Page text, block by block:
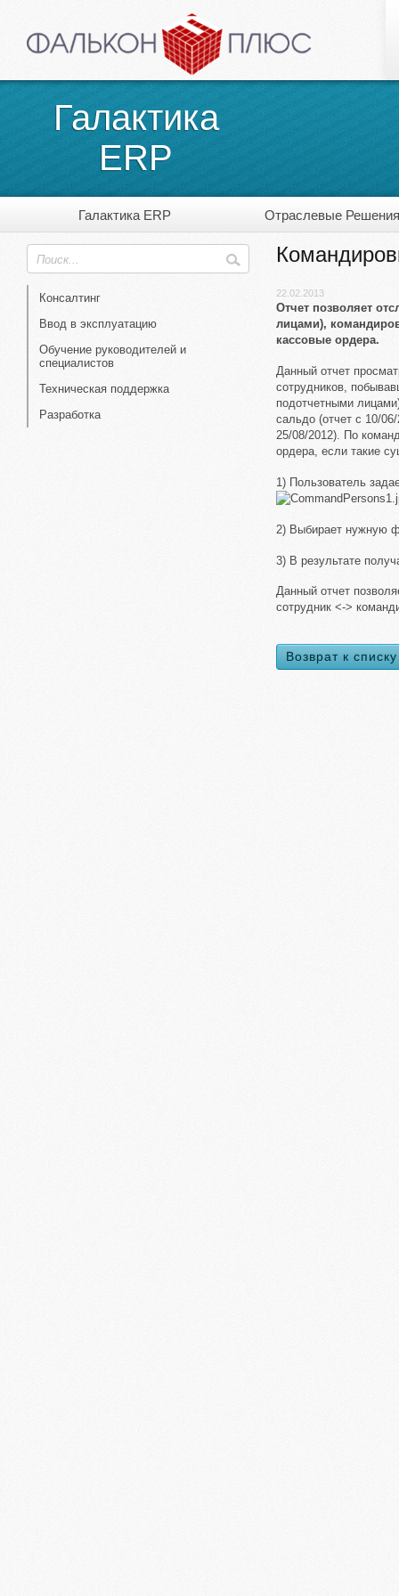
Галактика
ERP
Галактика ERP Отраслевые
22.02.2013
Отчет позволяет
лицами),
кассовые ордера.
Данный отчет
сотрудников,
подотчетными
сальдо (отчет с 10/
25/08/2012). По
ордера, если такие
1) Пользователь
2) Выбирает нужную
3) В результате
Данный отчет
сотрудник <->
Возврат к списку
Консалтинг
Ввод в эксплуатацию
Обучение руководителей и
специалистов
Техническая поддержка
Разработка